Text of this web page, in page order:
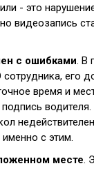
- это
видеозапись
с ошибками. В
его
время и
с этим.
месте.